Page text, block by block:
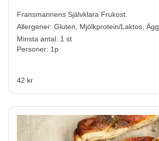
Fransmannens Självklara Frukost.
Allergener: Gluten, Mjölkprotein/Laktos, Ägg
Minsta antal: 1 st
Personer: 1p
42 kr